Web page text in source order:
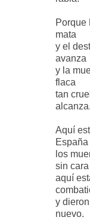
Porque
mata
y el
avanza
y la
flaca
tan
alcanza.
Aquí
España
los
sin cara
aquí
y
nuevo.